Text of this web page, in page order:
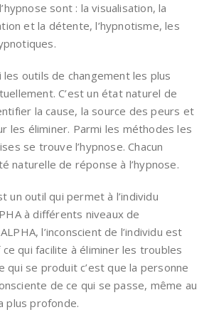
sont : la visualisation, la
et la détente, l’hypnotisme, les
les outils de changement les plus
C’est un état naturel de
la cause, la source des peurs et
les éliminer. Parmi les méthodes les
se trouve l’hypnose. Chacun
naturelle de réponse à l’hypnose.
un outil qui permet à l’individu
à différents niveaux de
l’inconscient de l’individu est
qui facilite à éliminer les troubles
qui se produit c’est que la personne
de ce qui se passe, même au
plus profonde.